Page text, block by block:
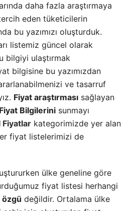
daha fazla araştırmaya
eden tüketicilerin
bu yazımızı oluşturduk.
listemiz güncel olarak
bilgiyi ulaştırmak
bilgisine bu yazımızdan
ve tasarruf
Fiyat araştırması sağlayan
Bilgilerini sunmayı
Fiyatlar kategorimizde yer alan
fiyat listelerimizi de
ülke geneline göre
fiyat listesi herhangi
özgü değildir. Ortalama ülke